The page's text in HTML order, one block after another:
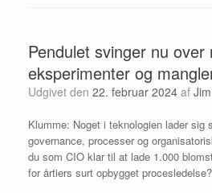
Pendulet svinger nu over
eksperimenter og
Udgivet den 22. februar 2024 af
Klumme: Noget i teknologien lader sig
governance, processer og
du som CIO klar til at lade 1.000
for årtiers surt opbygget procesledelse?